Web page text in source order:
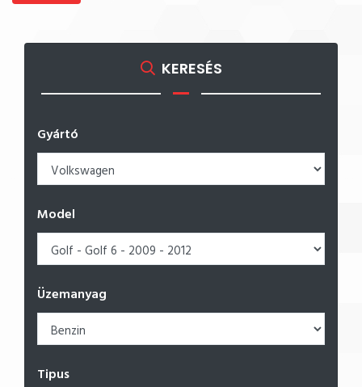
KERESÉS
Gyártó
Model
Üzemanyag
Tipus